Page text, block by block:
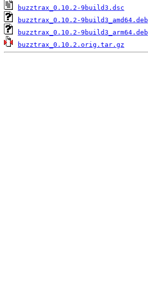
buzztrax_0.10.2-9build3.dsc
buzztrax_0.10.2-9build3_amd64.deb
buzztrax_0.10.2-9build3_arm64.deb
buzztrax_0.10.2.orig.tar.gz